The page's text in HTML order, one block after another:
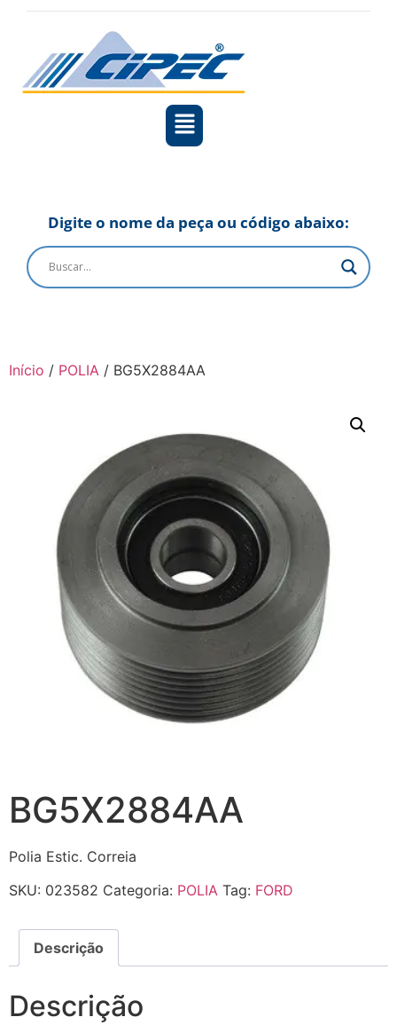
Digite o nome da peça ou código abaixo:
Início / POLIA / BG5X2884AA
BG5X2884AA
Polia Estic. Correia
SKU: 023582 Categoria: POLIA Tag: FORD
Descrição
Descrição